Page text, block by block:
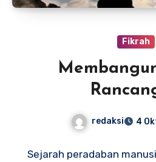
Fikrah
redaksi 4
Sejarah peradaban